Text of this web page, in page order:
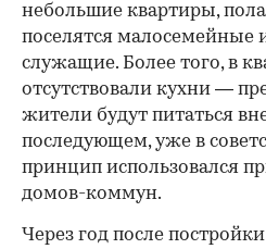
небольшие квартиры,
поселятся малосемейные
служащие. Более того, в
отсутствовали кухни —
жители будут питаться
последующем, уже в
принцип использовался
домов-коммун.
Через год после